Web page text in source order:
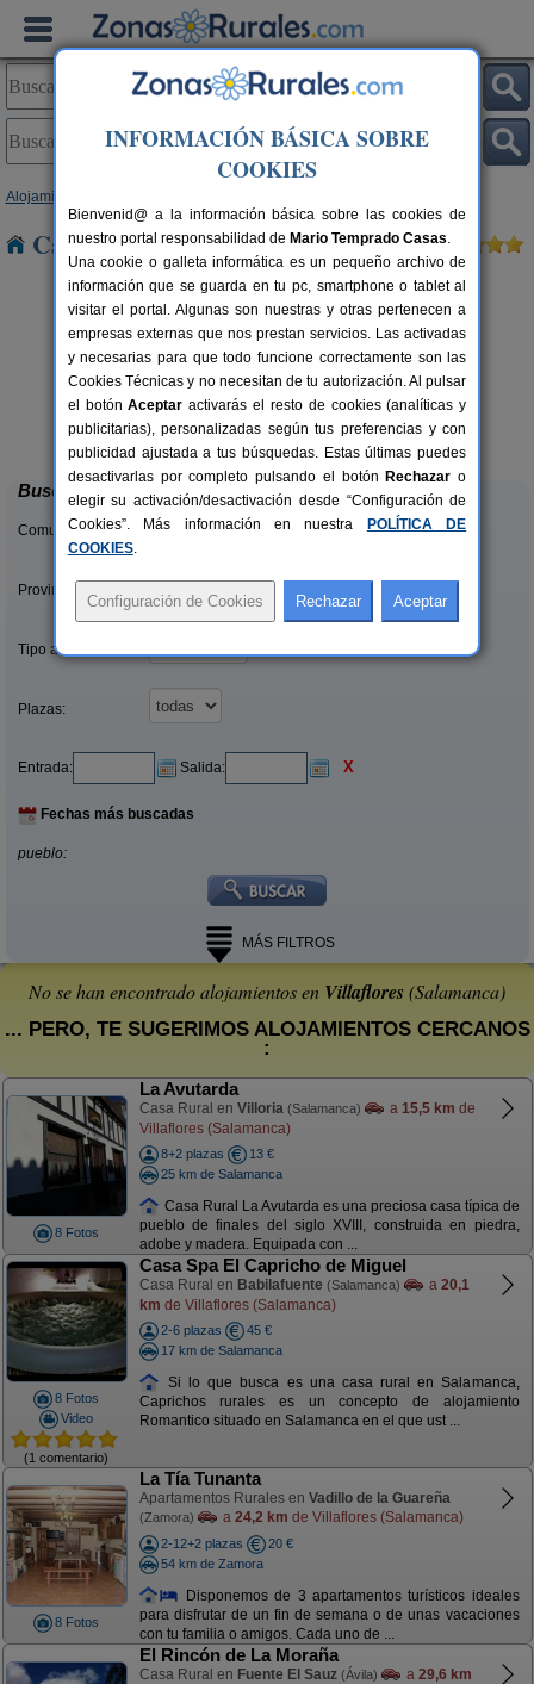
Alojamientos
Casas Rurales cerca de Villaflores
19+2 pers.
desde12 €
CRT El Convento
El Bodón (Salamanca)
Buscar
Comunidades:
Provincias/Islas:
Tipo alquiler:
Plazas:
Entrada: Salida: X
Fechas más buscadas
pueblo:
MÁS FILTROS
No se han encontrado alojamientos en Villaflores(Salamanca)
... PERO, TE SUGERIMOS ALOJAMIENTOS CERCANOS
:
8 Fotos
La Avutarda
Casa Rural en Villoria (Salamanca) a 15,5 km de
Villaflores (Salamanca)
8+2 plazas
13 €
25 km de Salamanca
Casa Rural La Avutarda es una preciosa casa típica de
pueblo de finales del siglo XVIII, construida en piedra,
adobe y madera. Equipada con ...
8 Fotos
Video
(1 comentario)
Casa Spa El Capricho de Miguel
Casa Rural en Babilafuente (Salamanca) a 20,1
km de Villaflores (Salamanca)
2-6 plazas
45 €
17 km de Salamanca
Si lo que busca es una casa rural en Salamanca,
Caprichos rurales es un concepto de alojamiento
Romantico situado en Salamanca en el que ust ...
8 Fotos
La Tía Tunanta
Apartamentos Rurales en Vadillo de la Guareña
(Zamora) a 24,2 km de Villaflores (Salamanca)
2-12+2 plazas
20 €
54 km de Zamora
Disponemos de 3 apartamentos turísticos ideales
para disfrutar de un fin de semana o de unas vacaciones
con tu familia o amigos. Cada uno de ...
El Rincón de La Moraña
Casa Rural en Fuente El Sauz (Ávila) a 29,6 km
INFORMACIÓN BÁSICA SOBRE
COOKIES
Bienvenid@ a la información básica sobre las cookies de
nuestro portal responsabilidad de Mario Temprado Casas.
Una cookie o galleta informática es un pequeño archivo de
información que se guarda en tu pc, smartphone o tablet al
visitar el portal. Algunas son nuestras y otras pertenecen a
empresas externas que nos prestan servicios. Las activadas
y necesarias para que todo funcione correctamente son las
Cookies Técnicas y no necesitan de tu autorización. Al pulsar
el botónAceptar activarás el resto de cookies (analíticas y
publicitarias), personalizadas según tus preferencias y con
publicidad ajustada a tus búsquedas. Estas últimas puedes
desactivarlas por completo pulsando el botón Rechazar o
elegir su activación/desactivación desde “Configuración de
Cookies”. Más información en nuestra
POLÍTICA DE
COOKIES.